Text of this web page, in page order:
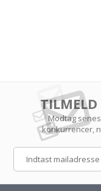
TILMELD
Modtag
konkurrencer,